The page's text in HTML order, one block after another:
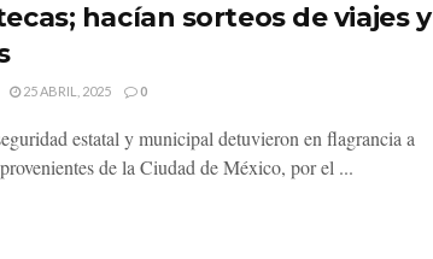
hacían sorteos de viajes y
25 ABRIL, 2025 0
estatal y municipal detuvieron en flagrancia a
de la Ciudad de México, por el ...